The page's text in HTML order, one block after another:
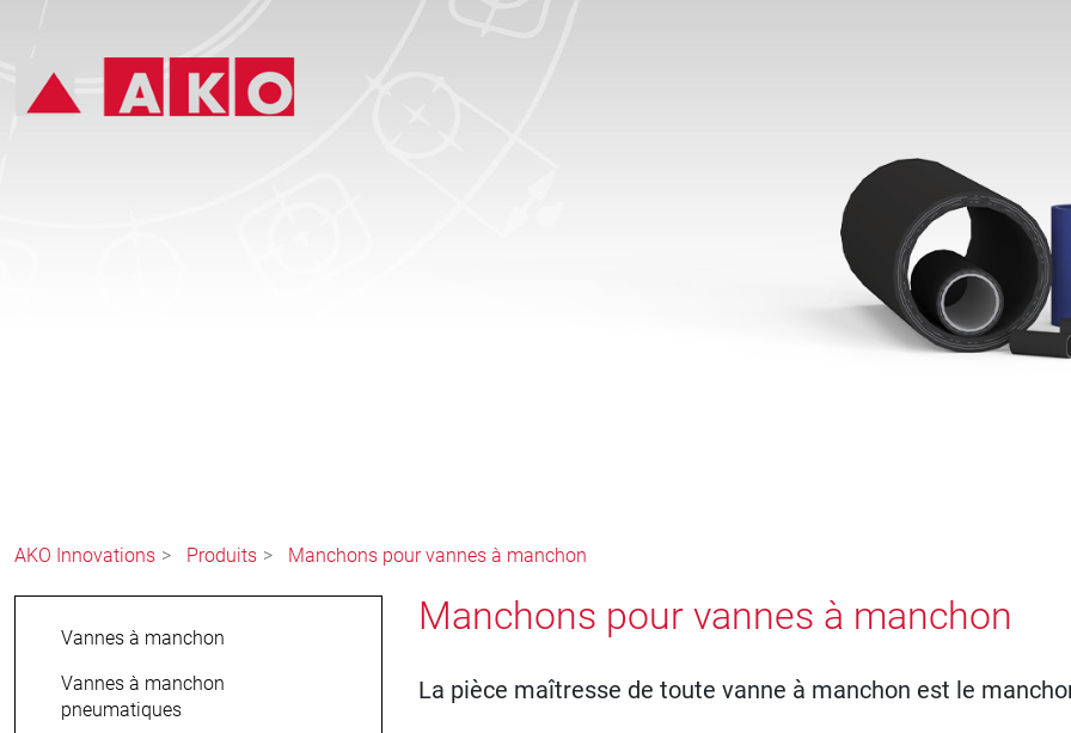
AKO Innovations Produits Manchons pour vannes à manchon
Vannes à manchon
Vannes à manchon
pneumatiques
Manchons pour vannes à manchon
La pièce maîtresse de toute vanne à manchon est le